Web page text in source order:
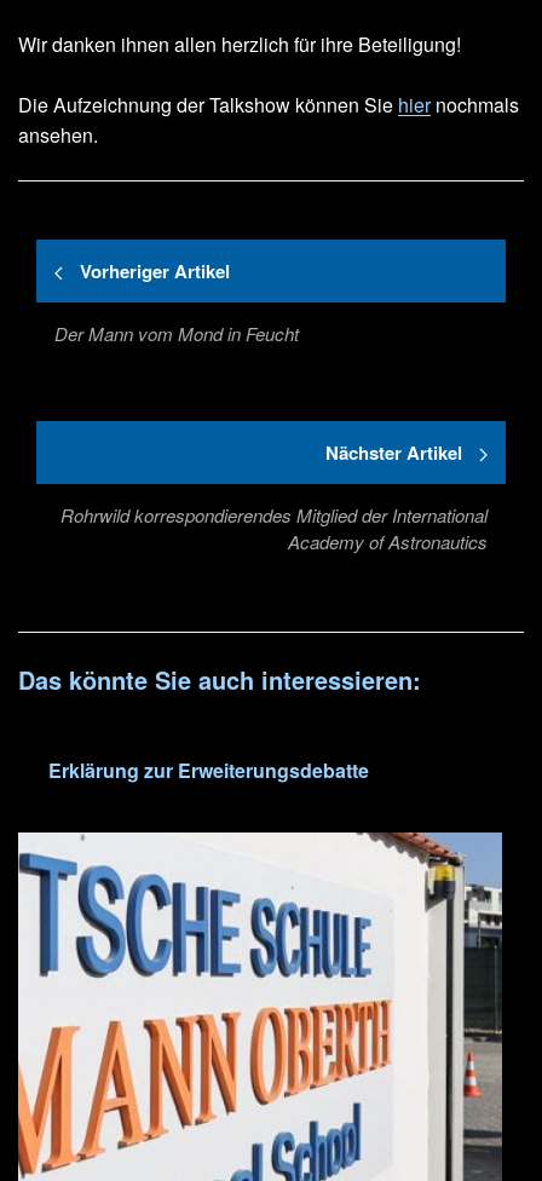
Wir danken ihnen allen herzlich für ihre Beteiligung!
Die Aufzeichnung der Talkshow können Sie hiernochmals
ansehen.
Vorheriger Artikel
Der Mann vom Mond in Feucht
Nächster Artikel
Rohrwild korrespondierendes Mitglied der International
Academy of Astronautics
Das könnte Sie auch interessieren:
Erklärung zur Erweiterungsdebatte